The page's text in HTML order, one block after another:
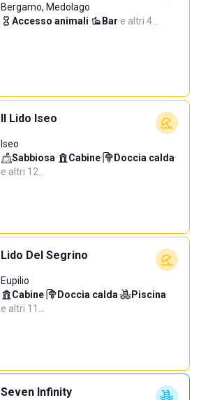
Bergamo, Medolago
Accesso animali· Bar·e altri 4…
Il Lido Iseo
Iseo
Sabbiosa· Cabine· Doccia calda·
e altri 12…
Lido Del Segrino
Eupilio
Cabine· Doccia calda· Piscina·
e altri 11…
Seven Infinity